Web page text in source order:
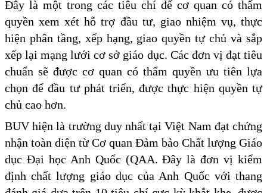
Đây là một trong các tiêu chí để cơ quan có thẩm
quyền xem xét hỗ trợ đầu tư, giao nhiệm vụ, thực
hiện phân tầng, xếp hạng, giao quyền tự chủ và sắp
xếp lại mạng lưới cơ sở giáo dục. Các đơn vị đạt tiêu
chuẩn sẽ được cơ quan có thẩm quyền ưu tiên lựa
chọn để đầu tư phát triển, được thực hiện quyền tự
chủ cao hơn.
BUV hiện là trường duy nhất tại Việt Nam đạt chứng
nhận toàn diện từ Cơ quan Đảm bảo Chất lượng Giáo
dục Đại học Anh Quốc (QAA. Đây là đơn vị kiểm
định chất lượng giáo dục của Anh Quốc với thang